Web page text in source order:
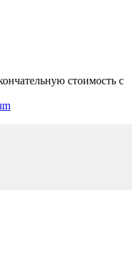
стоимость с